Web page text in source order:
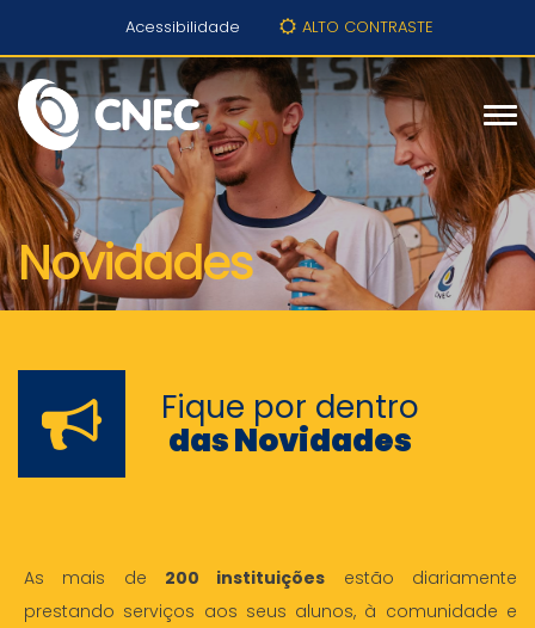
Acessibilidade ALTO CONTRASTE
Novidades
Fique por dentro
das Novidades
As mais de 200 instituições estão diariamente
prestando serviços aos seus alunos, à comunidade e